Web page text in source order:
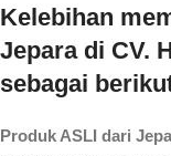
Kelebihan
Jepara di CV.
sebagai
Produk ASLI dari